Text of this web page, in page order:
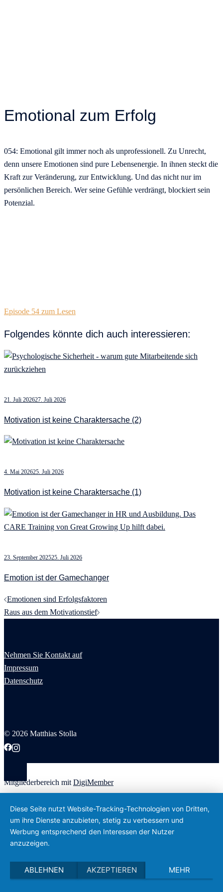
Emotional zum Erfolg
054: Emotional gilt immer noch als unprofessionell. Zu Unrecht,
denn unsere Emotionen sind pure Lebensenergie. In ihnen steckt die
Kraft zur Veränderung, zur Entwicklung. Und das nicht nur im
persönlichen Bereich. Wer seine Gefühle verdrängt, blockiert sein
Potenzial.
Episode 54 zum Lesen
Folgendes könnte dich auch interessieren:
21. Juli 202627. Juli 2026
Motivation ist keine Charaktersache (2)
4. Mai 202625. Juli 2026
Motivation ist keine Charaktersache (1)
23. September 202525. Juli 2026
Emotion ist der Gamechanger
Beitragsnavigation
Emotionen sind Erfolgsfaktoren
Raus aus dem Motivationstief
Nehmen Sie Kontakt auf
Impressum
Datenschutz
© 2026 Matthias Stolla
Mitgliederbereich mit DigiMember
Diese Seite nutzt Website-Tracking-Technologien von Dritten,
um ihre Dienste anzubieten, stetig zu verbessern und
Werbung entsprechend den Interessen der Nutzer
anzuzeigen.
ABLEHNEN AKZEPTIEREN MEHR